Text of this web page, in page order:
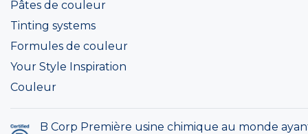
Pâtes de couleur
Tinting systems
Formules de couleur
Your Style Inspiration
Couleur
B Corp Première usine chimique au monde